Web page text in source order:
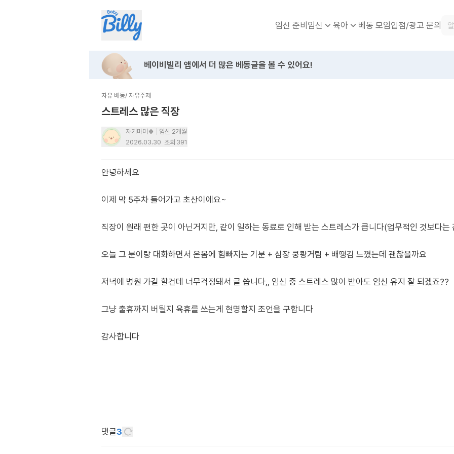
임신 준비임신 육아 베동 모임입점/광고 문의
베이비빌리 앱에서 더 많은 베동글을 볼 수 있어요!
자유 베동/ 자유주제
스트레스 많은 직장
자기마미🍀
임신 2개월
2026.03.30 조회 391
안녕하세요
이제 막 5주차 들어가고 초산이에요~
직장이 원래 편한 곳이 아닌거지만, 같이 일하는 동료로 인해 받는 스트레스가 큽니다(업무적인 것보다는
오늘 그 분이랑 대화하면서 온몸에 힘빠지는 기분 + 심장 쿵쾅거림 + 배땡김 느꼈는데 괜찮을까요
저녁에 병원 가길 할건데 너무걱정돼서 글 씁니다,, 임신 중 스트레스 많이 받아도 임신 유지 잘 되겠죠??
그냥 출휴까지 버틸지 육휴를 쓰는게 현명할지 조언을 구합니다
감사합니다
댓글3